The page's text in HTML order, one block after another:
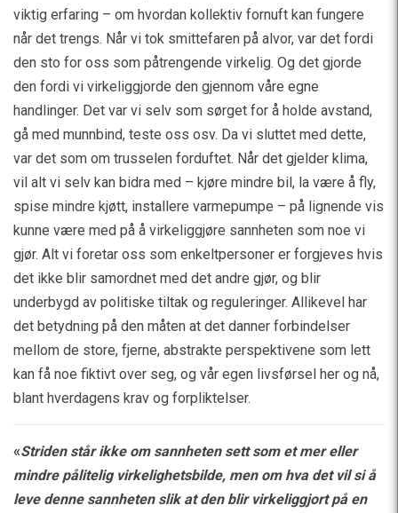
viktig erfaring – om hvordan kollektiv fornuft kan fungere
når det trengs. Når vi tok smittefaren på alvor, var det fordi
den sto for oss som påtrengende virkelig. Og det gjorde
den fordi vi virkeliggjorde den gjennom våre egne
handlinger. Det var vi selv som sørget for å holde avstand,
gå med munnbind, teste oss osv. Da vi sluttet med dette,
var det som om trusselen forduftet. Når det gjelder klima,
vil alt vi selv kan bidra med – kjøre mindre bil, la være å fly,
spise mindre kjøtt, installere varmepumpe – på lignende vis
kunne være med på å virkeliggjøre sannheten som noe vi
gjør. Alt vi foretar oss som enkeltpersoner er forgjeves hvis
det ikke blir samordnet med det andre gjør, og blir
underbygd av politiske tiltak og reguleringer. Allikevel har
det betydning på den måten at det danner forbindelser
mellom de store, fjerne, abstrakte perspektivene som lett
kan få noe fiktivt over seg, og vår egen livsførsel her og nå,
blant hverdagens krav og forpliktelser.
«Striden står ikke om sannheten sett som et mer eller
mindre pålitelig virkelighetsbilde, men om hva det vil si å
leve denne sannheten slik at den blir virkeliggjort på en